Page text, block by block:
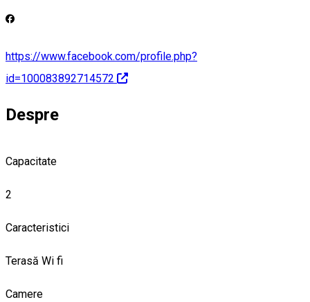
https://www.facebook.com/profile.php?
id=100083892714572
Despre
Capacitate
2
Caracteristici
Terasă Wi fi
Camere